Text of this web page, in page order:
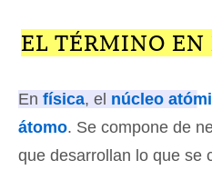
EL TÉRMINO EN
En física, el núcleo
átomo. Se compone de
que desarrollan lo que se